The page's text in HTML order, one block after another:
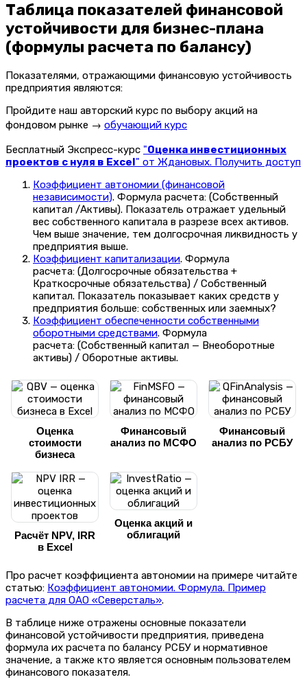
Таблица показателей финансовой
устойчивости для бизнес-плана
(формулы расчета по балансу)
Показателями, отражающими финансовую устойчивость
предприятия являются:
Пройдите наш авторский курс по выбору акций на
фондовом рынке → обучающий курс
Бесплатный Экспресс-курс "Оценка инвестиционных
проектов с нуля в Excel" от Ждановых. Получить доступ
Коэффициент автономии (финансовой
независимости). Формула расчета: (Собственный
капитал /Активы). Показатель отражает удельный
вес собственного капитала в разрезе всех активов.
Чем выше значение, тем долгосрочная ликвидность у
предприятия выше.
Коэффициент капитализации. Формула
расчета: (Долгосрочные обязательства +
Краткосрочные обязательства) / Собственный
капитал. Показатель показывает каких средств у
предприятия больше: собственных или заемных?
Коэффициент обеспеченности собственными
оборотными средствами. Формула
расчета: (Собственный капитал — Внеоборотные
активы) / Оборотные активы.
Оценка
стоимости
бизнеса
Финансовый
анализ по МСФО
Финансовый
анализ по РСБУ
Расчёт NPV, IRR
в Excel
Оценка акций и
облигаций
Про расчет коэффициента автономии на примере читайте
статью: Коэффициент автономии. Формула. Пример
расчета для ОАО «Северсталь».
В таблице ниже отражены основные показатели
финансовой устойчивости предприятия, приведена
формула их расчета по балансу РСБУ и нормативное
значение, а также кто является основным пользователем
финансового показателя.